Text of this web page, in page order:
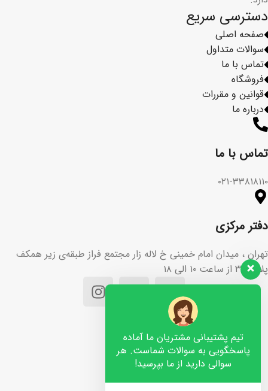
تماس با ما​
۰۲۱-۳۳۸۱۸۱۱۰
دفتر مرکزی
تهران ، میدان امام خمینی خ لاله زار مجتمع فراز طبقه‌ی زیر همکف
پلاک ۳۶ از ساعت ۱۰ الی ۱۸
فروشگاه
قوانین و مقررات
درباره ما
دسترسی سریع
صفحه اصلی
سوالات متداول
تماس با ما
تیم پشتیبانی مشتریان ما آماده
پاسخگویی به سوالات شماست. هر
سوالی دارید از ما بپرسید!